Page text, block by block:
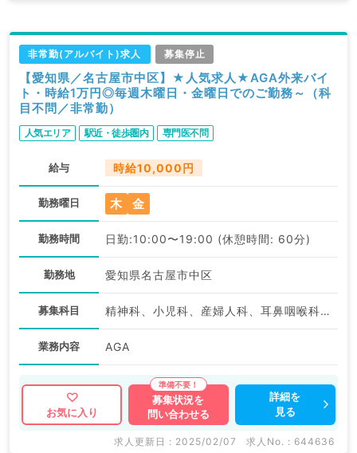
非常勤(アルバイト)求人 募集停止
【愛知県／名古屋市中区】★人気求人★AGA外来バイ
ト・時給1万円◎毎週木曜日・金曜日でのご勤務～（科
目不問／非常勤）
人気エリア 駅近・徒歩圏内 専門医不問
給与 時給10,000円
勤務曜日 木 金
勤務時間 日勤:10:00〜19:00 (休憩時間: 60分)
勤務地 愛知県名古屋市中区
募集科目 精神科、小児科、産婦人科、耳鼻咽喉科、放射線科、麻酔科、一般内科、外科系全般、一般外科、美容皮膚科、健診・人間ドック、産業医、科目不問
業務内容 AGA
お気に入り
募集状況を
問い合わせる
詳細を
見る
求人更新日 : 2025/02/07 求人No. : 644636